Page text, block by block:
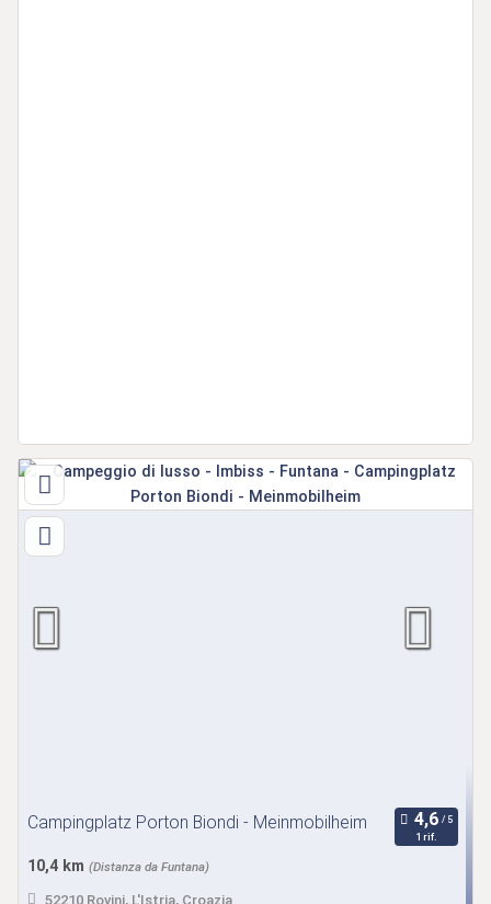
Campingplatz Porton Biondi - Meinmobilheim
1 rif.
10,4 km (Distanza da Funtana)
52210 Rovinj, L'Istria, Croazia